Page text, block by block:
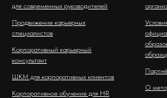
для современных руководителей
Продвижение карьерных
специалистов
Корпоративный карьерный
консультант
ШКМ для корпоративных клиентов
Корпоративное обучение для HR
О